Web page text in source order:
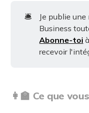
🛎️
Je publie
Business
Abonne-toi
recevoir
👩‍🏫 Ce que